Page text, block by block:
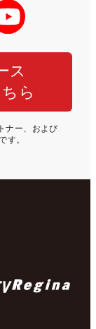
ス
ら
ナー、および
す。